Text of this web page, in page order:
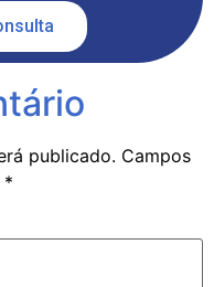
publicado. Campos
*